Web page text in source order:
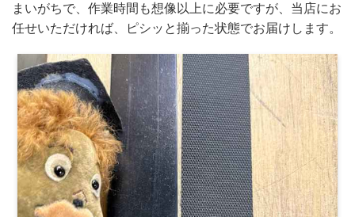
まいがちで、作業時間も想像以上に必要ですが、当店にお
任せいただければ、ピシッと揃った状態でお届けします。